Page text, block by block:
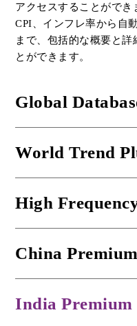
アクセスすることができ
CPI、インフレ率から自
まで、包括的な概要と詳
とができます。
Global
World Trend
High
China
India Premium